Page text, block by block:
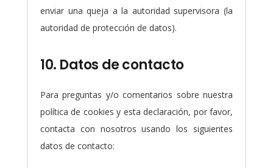
enviar una queja a la autoridad supervisora (la
autoridad de protección de datos).
10. Datos de contacto
Para preguntas y/o comentarios sobre nuestra
política de cookies y esta declaración, por favor,
contacta con nosotros usando los siguientes
datos de contacto: